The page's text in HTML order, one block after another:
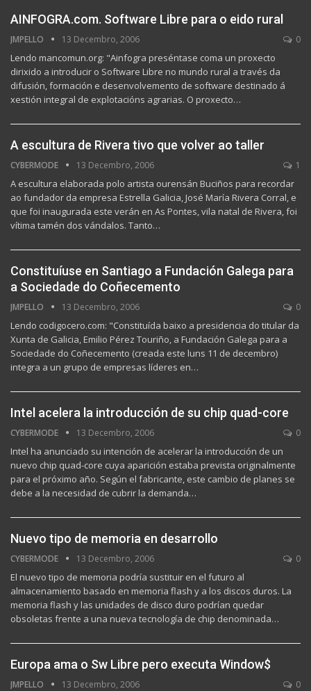
AINFOGRA.com. Software Libre para o eido rural
JMPELLO 13 Decembro, 2006 0
Lendo mancomun.org: "Ainfogra preséntase coma un proxecto
dirixido a introducir o Software Libre no mundo rural a través da
difusión, formación e desenvolvemento de software destinado á
xestión integral de explotacións agrarias. O proxecto…
A escultura de Rivera tivo que volver ao taller
CYBERMODE 13 Decembro, 2006 1
A escultura elaborada polo artista ourensán Buciños para recordar
ao fundador da empresa Estrella Galicia, José María Rivera Corral, e
que foi inaugurada este verán en As Pontes, vila natal de Rivera, foi
vítima tamén dos vándalos. Tanto…
Constituíuse en Santiago a Fundación Galega para
a Sociedade do Coñecemento
JMPELLO 13 Decembro, 2006 0
Lendo codigocero.com: "Constituída baixo a presidencia do titular da
Xunta de Galicia, Emilio Pérez Touriño, a Fundación Galega para a
Sociedade do Coñecemento (creada este luns 11 de decembro)
integra a un grupo de empresas líderes en…
Intel acelera la introducción de su chip quad-core
CYBERMODE 13 Decembro, 2006 0
Intel ha anunciado su intención de acelerar la introducción de un
nuevo chip quad-core cuya aparición estaba prevista originalmente
para el próximo año. Según el fabricante, este cambio de planes se
debe a la necesidad de cubrir la demanda…
Nuevo tipo de memoria en desarrollo
CYBERMODE 13 Decembro, 2006 0
El nuevo tipo de memoria podría sustituir en el futuro al
almacenamiento basado en memoria flash y a los discos duros. La
memoria flash y las unidades de disco duro podrían quedar
obsoletas frente a una nueva tecnología de chip denominada…
Europa ama o Sw Libre pero executa Window$
JMPELLO 13 Decembro, 2006 0